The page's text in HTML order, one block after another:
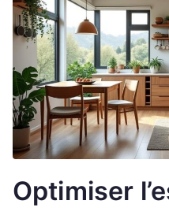
Optimiser